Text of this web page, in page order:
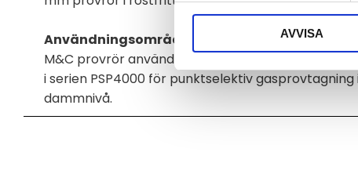
AVVISA
Användningsområden
M&C provrör används i kombination med de
i serien PSP4000 för punktselektiv
dammnivå.